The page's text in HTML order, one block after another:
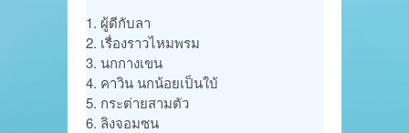
1. ผู้ดีกับลา
2. เรื่องราวไหมพรม
3. นกกางเขน
4. คาวิน นกน้อยเป็นใบ้
5. กระต่ายสามตัว
6. ลิงจอมซน